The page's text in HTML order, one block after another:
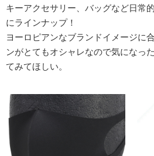
キーアクセサリー、バッグなど日常
にラインナップ！
ヨーロピアンなブランドイメージに
ンがとてもオシャレなので気になっ
てみてほしい。